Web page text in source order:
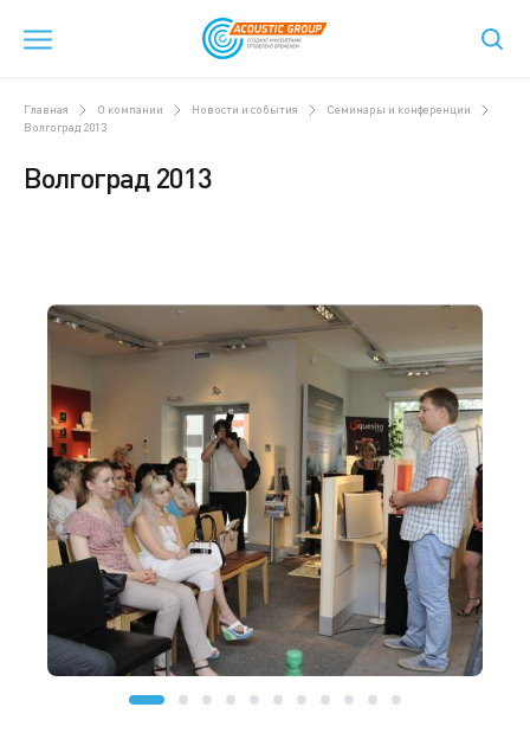
Главная О компании Новости и события
Семинары и конференции
Волгоград 2013
Волгоград 2013